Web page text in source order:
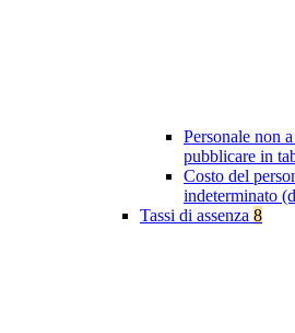
Personale non
pubblicare in
Costo del
indeterminato
Tassi di assenza 8